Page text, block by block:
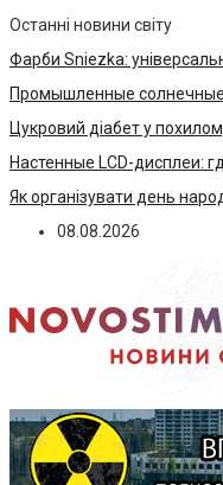
Останні новини світу
Фарби Sniezka:
Промышленные
Цукровий діабет у
Настенные LCD-дисплеи:
Як організувати день
08.08.2026